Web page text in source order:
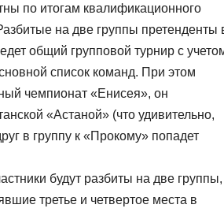
по итогам квалификационного
на две группы претенденты
общий групповой турнир с
список команд. При этом
чемпионат «Енисея», он
«Астаной» (что удивительно,
в группу к «Прокому» попадет
будут разбиты на две группы,
третье и четвертое места в